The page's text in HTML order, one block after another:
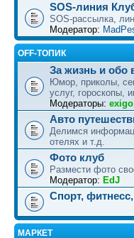
SOS-линия
SOS-рассылка,
Модератор:
OFF-ТОПИК
За жизнь и обо
Юмор, приколы,
услуг, гороскопы,
Модераторы: exigo
Авто
Делимся
отелях и т.д.
Фото клуб
Размести фото
Модератор: EdJ
Спорт,
МАРКЕТ